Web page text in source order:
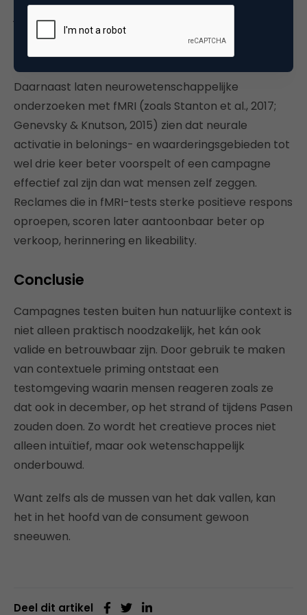
evaluatie van een merk of product — zonder dat de
boodschap zelf verandert.
Daarnaast laten neurowetenschappelijke
onderzoeken met fMRI (zoals Stanton et al., 2017;
Genevsky & Knutson, 2015) zien dat neurale
activatie in belonings- en waarderingsgebieden tot
wel drie keer beter voorspelt of een campagne
effectief zal zijn dan wat mensen zelf zeggen.
Reclames die in fMRI-tests sterke positieve respons
oproepen, scoren later aantoonbaar beter op
verkoop, herinnering en likeability.
Conclusie
Campagnes testen buiten hun natuurlijke context is
niet alleen praktisch noodzakelijk, het kán ook
valide en betrouwbaar zijn. Door gebruik te maken
van contextuele priming ontstaat een
testomgeving waarin mensen reageren zoals ze
dat ook in december, op het strand of tijdens Pasen
zouden doen. Zo wordt het creatieve proces niet
alleen intuïtief, maar ook wetenschappelijk
onderbouwd.
Want zelfs als de mussen van het dak vallen, kan
het in het hoofd van de consument gewoon
sneeuwen.
Deel dit artikel